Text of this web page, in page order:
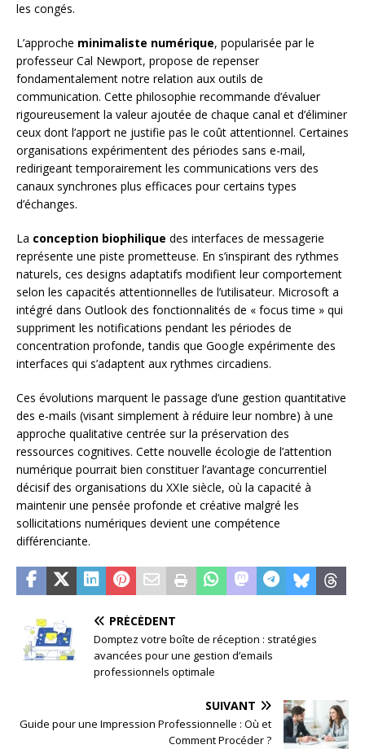
les congés.
L’approche minimaliste numérique, popularisée par le
professeur Cal Newport, propose de repenser
fondamentalement notre relation aux outils de
communication. Cette philosophie recommande d’évaluer
rigoureusement la valeur ajoutée de chaque canal et d’éliminer
ceux dont l’apport ne justifie pas le coût attentionnel. Certaines
organisations expérimentent des périodes sans e-mail,
redirigeant temporairement les communications vers des
canaux synchrones plus efficaces pour certains types
d’échanges.
La conception biophilique des interfaces de messagerie
représente une piste prometteuse. En s’inspirant des rythmes
naturels, ces designs adaptatifs modifient leur comportement
selon les capacités attentionnelles de l’utilisateur. Microsoft a
intégré dans Outlook des fonctionnalités de « focus time » qui
suppriment les notifications pendant les périodes de
concentration profonde, tandis que Google expérimente des
interfaces qui s’adaptent aux rythmes circadiens.
Ces évolutions marquent le passage d’une gestion quantitative
des e-mails (visant simplement à réduire leur nombre) à une
approche qualitative centrée sur la préservation des
ressources cognitives. Cette nouvelle écologie de l’attention
numérique pourrait bien constituer l’avantage concurrentiel
décisif des organisations du XXIe siècle, où la capacité à
maintenir une pensée profonde et créative malgré les
sollicitations numériques devient une compétence
différenciante.
PRÉCÉDENT
Domptez votre boîte de réception : stratégies
avancées pour une gestion d’emails
professionnels optimale
SUIVANT
Guide pour une Impression Professionnelle : Où et
Comment Procéder ?